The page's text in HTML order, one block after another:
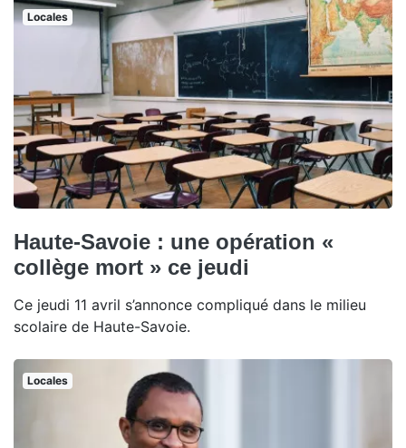
Locales
Haute-Savoie : une opération «
collège mort » ce jeudi
Ce jeudi 11 avril s’annonce compliqué dans le milieu
scolaire de Haute-Savoie.
Locales